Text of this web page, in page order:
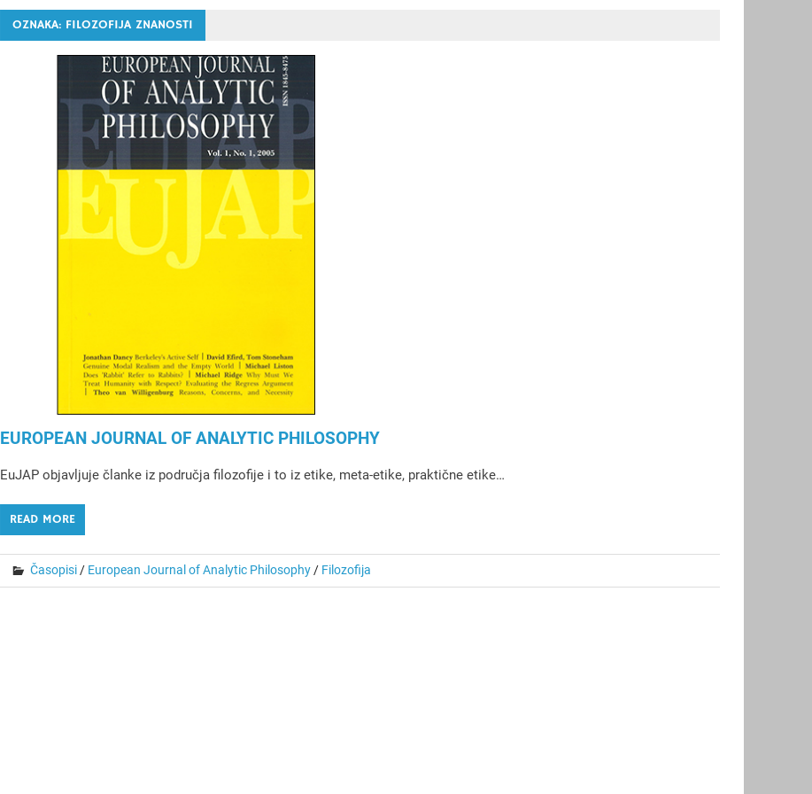
OZNAKA: FILOZOFIJA ZNANOSTI
EUROPEAN JOURNAL OF ANALYTIC PHILOSOPHY
EuJAP objavljuje članke iz područja filozofije i to iz etike, meta-etike, praktične etike…
READ MORE
Časopisi/ European Journal of Analytic Philosophy/ Filozofija